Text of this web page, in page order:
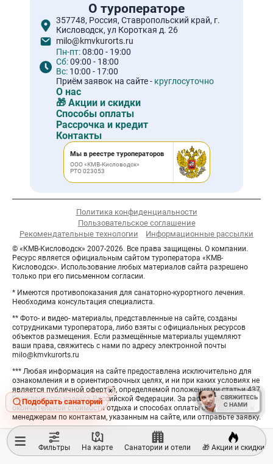
≡ Фильтры На карте Санатории и отели 🎁 Акции и скидки
О туроператоре
357748, Россия, Ставропольский край, г.
Кисловодск, ул Короткая д. 26
milo@kmvkurorts.ru
Пн-пт:08:00 - 19:00
Сб:09:00 - 18:00
Вс: 10:00 - 17:00
Приём заявок на сайте - круглосуточно
О нас
🎁 Акции и скидки
Способы оплаты
Рассрочка и кредит
Контакты
Мы в реестре туроператоров
ООО «КМВ-Кисловодск»
РТО 023053
Политика конфиденциальности
Пользовательское соглашение
Рекомендательные технологии
Информационные рассылки
© «КМВ-Кисловодск» 2007-2026. Все права защищены. О компании.
Ресурс является официальным сайтом туроператора «КМВ-
Кисловодск». Использование любых материалов сайта разрешено
только при его письменном согласии.
* Имеются противопоказания для санаторно-курортного лечения.
Необходима консультация специалиста.
** Фото- и видео- материалы, представленные на сайте, созданы
сотрудниками туроператора, либо взяты с официальных ресурсов
объектов размещения. Если размещённые материалы ущемляют
ваши права, свяжитесь с нами по адресу электронной почты
milo@kmvkurorts.ru
*** Любая информация на сайте предоставлена исключительно для
ознакомления и в ориентировочных целях, и ни при каких условиях не
является публичной офертой, определяемой положениями статьи 437
Гражданского кодекса Российской Федерации. За расчётом
окончательной стоимости отдыха и способах оплаты обращайтесь к
менеджерам по контактам, указанным на сайте, или отправьте заявку.
Подобрать санаторий
Hide
button
×
СВЯЖИТЕСЬ
С НАМИ
СВЯЖИТЕСЬ
С НАМИ